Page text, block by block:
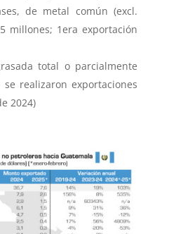
de metal común (excl.
millones; 1era exportación
total o parcialmente
realizaron exportaciones
2024)